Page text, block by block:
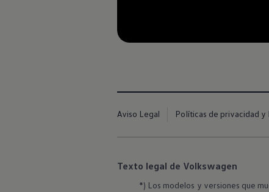
Aviso Legal Políticas de privacidad y
Texto legal de Volkswagen
*) Los modelos y versiones que